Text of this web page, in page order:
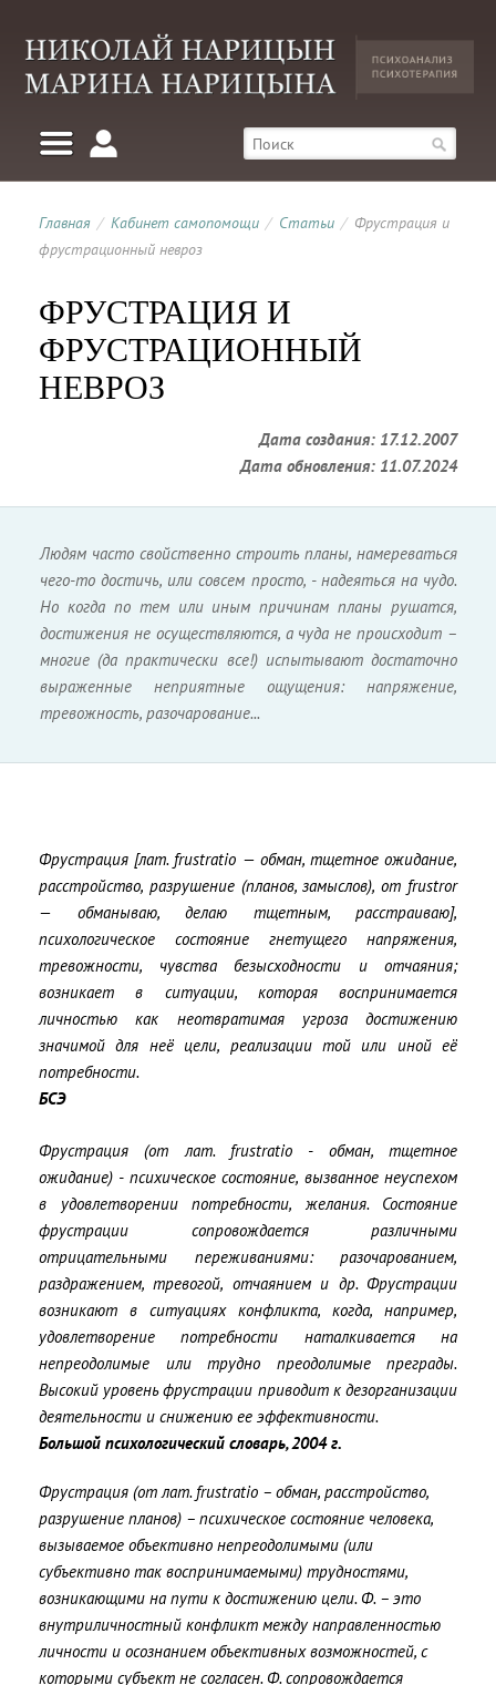
Главная / Кабинет самопомощи / Статьи / Фрустрация и
фрустрационный невроз
ФРУСТРАЦИЯ И
ФРУСТРАЦИОННЫЙ
НЕВРОЗ
Дата создания: 17.12.2007
Дата обновления: 11.07.2024
Людям часто свойственно строить планы, намереваться
чего-то достичь, или совсем просто, - надеяться на чудо.
Но когда по тем или иным причинам планы рушатся,
достижения не осуществляются, а чуда не происходит –
многие (да практически все!) испытывают достаточно
выраженные неприятные ощущения: напряжение,
тревожность, разочарование...
Фрустрация [лат. frustratio — обман, тщетное ожидание,
расстройство, разрушение (планов, замыслов), от frustror
— обманываю, делаю тщетным, расстраиваю],
психологическое состояние гнетущего напряжения,
тревожности, чувства безысходности и отчаяния;
возникает в ситуации, которая воспринимается
личностью как неотвратимая угроза достижению
значимой для неё цели, реализации той или иной её
потребности.
БСЭ
Фрустрация (от лат. frustratio - обман, тщетное
ожидание) - психическое состояние, вызванное неуспехом
в удовлетворении потребности, желания. Состояние
фрустрации сопровождается различными
отрицательными переживаниями: разочарованием,
раздражением, тревогой, отчаянием и др. Фрустрации
возникают в ситуациях конфликта, когда, например,
удовлетворение потребности наталкивается на
непреодолимые или трудно преодолимые преграды.
Высокий уровень фрустрации приводит к дезорганизации
деятельности и снижению ее эффективности.
Большой психологический словарь, 2004 г.
Фрустрация (от лат. frustratio – обман, расстройство,
разрушение планов) – психическое состояние человека,
вызываемое объективно непреодолимыми (или
субъективно так воспринимаемыми) трудностями,
возникающими на пути к достижению цели. Ф. – это
внутриличностный конфликт между направленностью
личности и осознанием объективных возможностей, с
которыми субъект не согласен. Ф. сопровождается